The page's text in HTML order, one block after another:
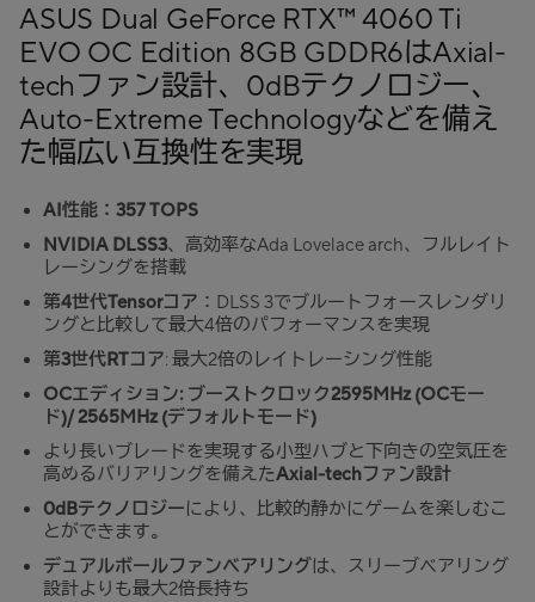
ASUS Dual GeForce RTX™ 4060 Ti
EVO OC Edition 8GB GDDR6はAxial-
techファン設計、0dBテクノロジー、
Auto-Extreme Technologyなどを備え
た幅広い互換性を実現
AI性能：357 TOPS
NVIDIA DLSS3、高効率なAda Lovelace arch、フルレイト
レーシングを搭載
第4世代Tensorコア ：DLSS 3でブルートフォースレンダリ
ングと比較して最大4倍のパフォーマンスを実現
第3世代RTコア: 最大2倍のレイトレーシング性能
OCエディション: ブーストクロック2595MHz (OCモー
ド)/ 2565MHz (デフォルトモード)
より長いブレードを実現する小型ハブと下向きの空気圧を
高めるバリアリングを備えたAxial-techファン設計
0dBテクノロジーにより、比較的静かにゲームを楽しむこ
とができます。
デュアルボールファンベアリングは、スリーブベアリング
設計よりも最大2倍長持ち